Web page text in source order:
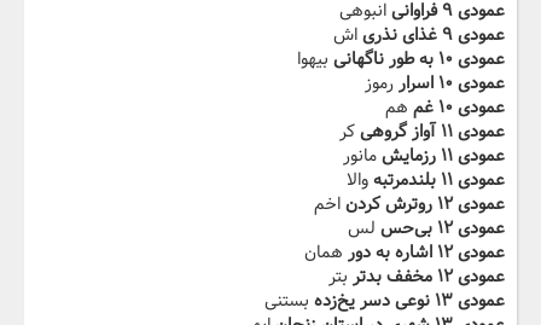
عمودی ۹ فراوانی
انبوهی
عمودی ۹ غذای نذری
اش
عمودی ۱۰ به طور ناگهانی
بیهوا
عمودی ۱۰ اسرار
رموز
عمودی ۱۰ غم
هم
عمودی ۱۱ آواز گروهی
کر
عمودی ۱۱ رزمایش
مانور
عمودی ۱۱ بلندمرتبه
والا
عمودی ۱۲ روترش کردن
اخم
عمودی ۱۲ بی‌حس
لس
عمودی ۱۲ اشاره به دور
همان
عمودی ۱۲ مخفف بدتر
بتر
عمودی ۱۳ نوعی دسر یخ‌زده
بستنی